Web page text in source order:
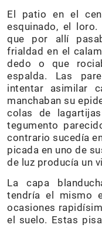
El patio en el
esquinado, el
que por allí
frialdad en el
dedo o que
espalda. Las
intentar asimilar
manchaban su
colas de
tegumento
contrario sucedía
picada en uno de
de luz producía un
La capa
tendría el mismo
ocasiones
el suelo. Estas